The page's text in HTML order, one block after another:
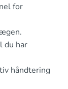
for
du har
håndtering